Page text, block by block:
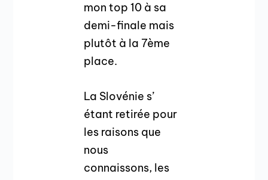
mon top 10 à sa
demi-finale mais
plutôt à la 7ème
place.
La Slovénie s’
étant retirée pour
les raisons que
nous
connaissons, les